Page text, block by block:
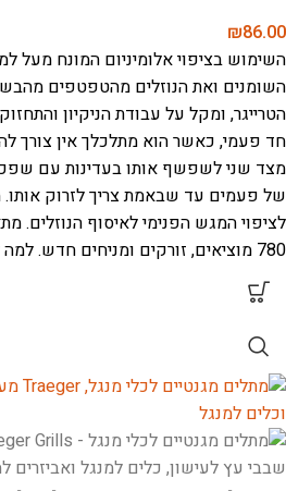
₪86.00
השימוש בציפוי אלומיניום המונח מעל
השומנים ואת הנוזלים מהטפטפים
הטרייגר, ומקל על עבודת הניקיון
חד פעמי, כאשר הוא מתלכלך אין צורך
מצד שני לשפשף אותו בעדינות עם
של פעמים עד שבאמת צריך לזרוק אותו.
לציפוי המגש הפנימי לאיסוף
780 מוציאים, זורקים ומניחים חדש.